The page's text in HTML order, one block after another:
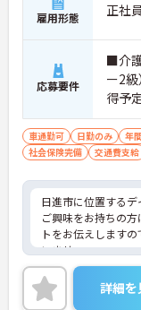
雇用形態 正社
応募要件
■介
ー2
得予
普通
以下
車通勤可 日勤のみ 年
社会保険完備
交通費支給
日進市に位置するデ
ご興味をお持ちの
トをお伝えします
いませ。
詳細を